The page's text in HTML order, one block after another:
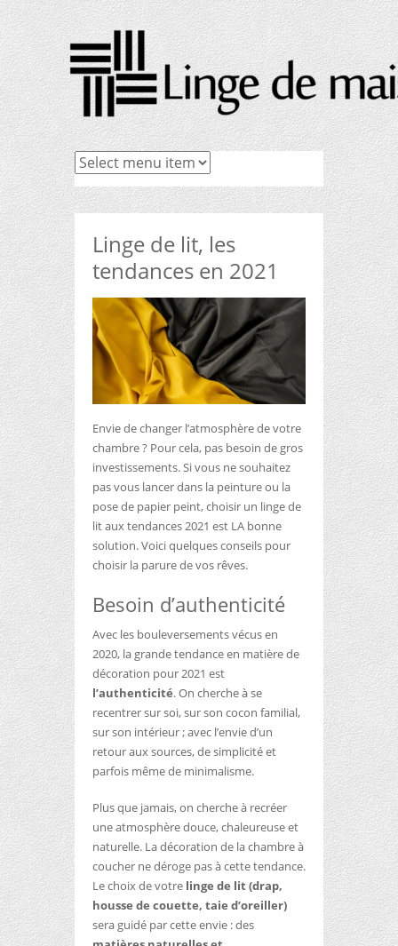
Linge de lit, les
tendances en 2021
Envie de changer l’atmosphère de votre
chambre ? Pour cela, pas besoin de gros
investissements. Si vous ne souhaitez
pas vous lancer dans la peinture ou la
pose de papier peint, choisir un linge de
lit aux tendances 2021 est LA bonne
solution. Voici quelques conseils pour
choisir la parure de vos rêves.
Besoin d’authenticité
Avec les bouleversements vécus en
2020, la grande tendance en matière de
décoration pour 2021 est
l’authenticité. On cherche à se
recentrer sur soi, sur son cocon familial,
sur son intérieur ; avec l’envie d’un
retour aux sources, de simplicité et
parfois même de minimalisme.
Plus que jamais, on cherche à recréer
une atmosphère douce, chaleureuse et
naturelle. La décoration de la chambre à
coucher ne déroge pas à cette tendance.
Le choix de votre linge de lit (drap,
housse de couette, taie d’oreiller)
sera guidé par cette envie : des